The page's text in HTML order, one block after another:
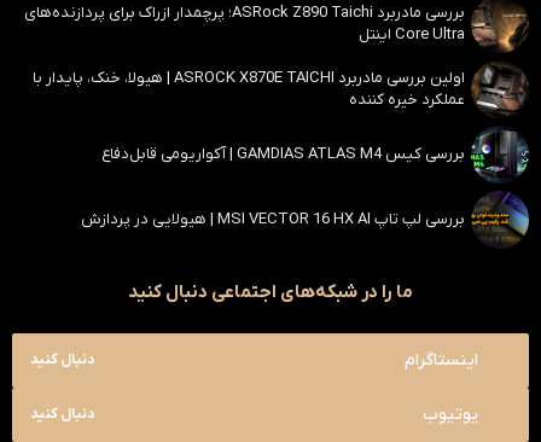
بررسی مادربرد ASRock Z890 Taichi؛ پرچمدار ازراک برای پردازنده‌های
Core Ultra اینتل
اولین بررسی مادربرد ASROCK X870E TAICHI | هیولا، خنک، پایدار با
عملکرد خیره کننده
بررسی کیس GAMDIAS ATLAS M4 | آکواریومی قابل‌دفاع
بررسی لپ تاپ MSI VECTOR 16 HX AI | هیولایی در پردازش
ما را در شبکه‌های اجتماعی دنبال کنید
اینستاگرام دنبال کنید
یوتیوب دنبال کنید